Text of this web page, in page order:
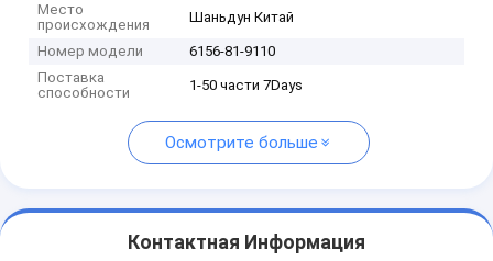
Место
происхождения
Шаньдун Китай
Номер модели
6156-81-9110
Поставка
способности
1-50 части 7Days
Осмотрите больше
Контактная Информация